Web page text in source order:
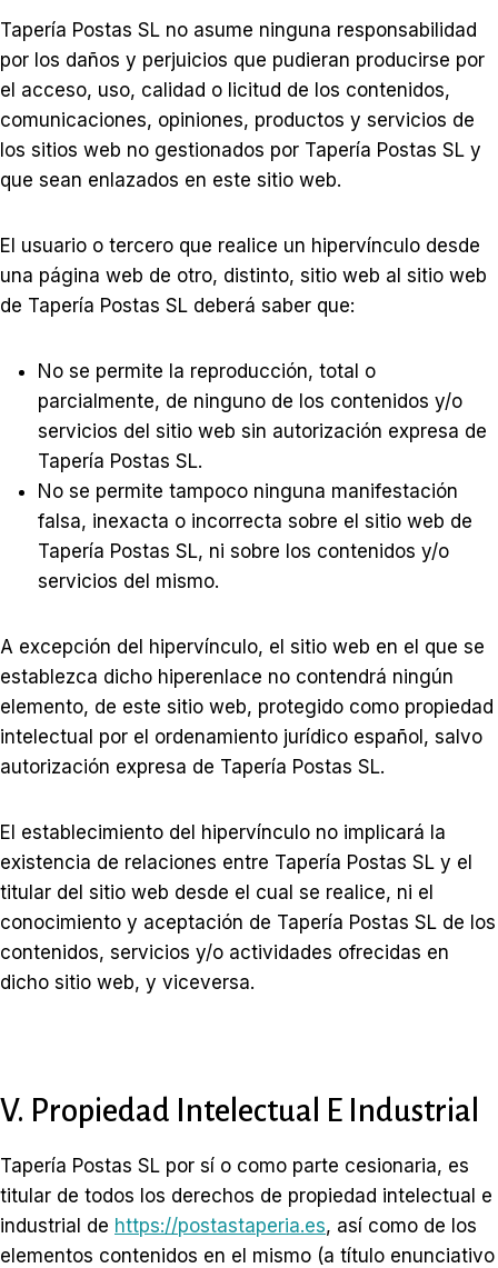
Tapería Postas SL no asume ninguna responsabilidad
por los daños y perjuicios que pudieran producirse por
el acceso, uso, calidad o licitud de los contenidos,
comunicaciones, opiniones, productos y servicios de
los sitios web no gestionados por Tapería Postas SL y
que sean enlazados en este sitio web.
El usuario o tercero que realice un hipervínculo desde
una página web de otro, distinto, sitio web al sitio web
de Tapería Postas SL deberá saber que:
No se permite la reproducción, total o
parcialmente, de ninguno de los contenidos y/o
servicios del sitio web sin autorización expresa de
Tapería Postas SL.
No se permite tampoco ninguna manifestación
falsa, inexacta o incorrecta sobre el sitio web de
Tapería Postas SL, ni sobre los contenidos y/o
servicios del mismo.
A excepción del hipervínculo, el sitio web en el que se
establezca dicho hiperenlace no contendrá ningún
elemento, de este sitio web, protegido como propiedad
intelectual por el ordenamiento jurídico español, salvo
autorización expresa de Tapería Postas SL.
El establecimiento del hipervínculo no implicará la
existencia de relaciones entre Tapería Postas SL y el
titular del sitio web desde el cual se realice, ni el
conocimiento y aceptación de Tapería Postas SL de los
contenidos, servicios y/o actividades ofrecidas en
dicho sitio web, y viceversa.
V. Propiedad Intelectual E Industrial
Tapería Postas SL por sí o como parte cesionaria, es
titular de todos los derechos de propiedad intelectual e
industrial de https://postastaperia.es, así como de los
elementos contenidos en el mismo (a título enunciativo